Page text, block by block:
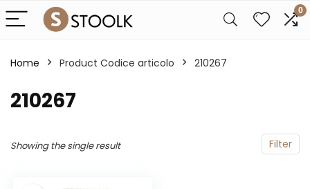
0
Home Product Codice articolo ‎210267
‎210267
Filter
Showing the single result